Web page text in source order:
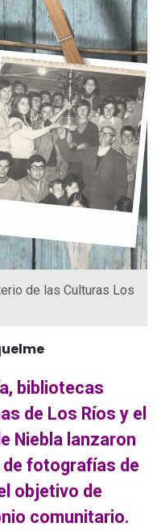
de las Culturas Los
bibliotecas
de Los Ríos y el
Niebla lanzaron
fotografías de
objetivo de
comunitario.